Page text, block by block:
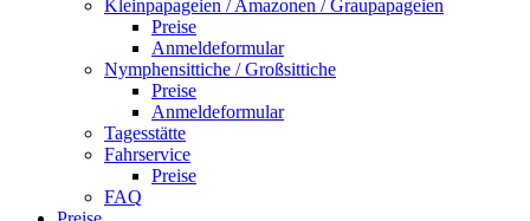
Kleinpapageien / Amazonen / Graupapageien
Preise
Anmeldeformular
Nymphensittiche / Großsittiche
Preise
Anmeldeformular
Tagesstätte
Fahrservice
Preise
FAQ